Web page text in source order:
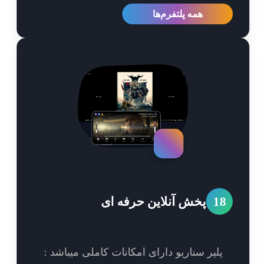
همه پلتفرم‌ها
پخش آنلاین حرفه ای
پلیر سناریو دارای امکانات کاملی میباشد :